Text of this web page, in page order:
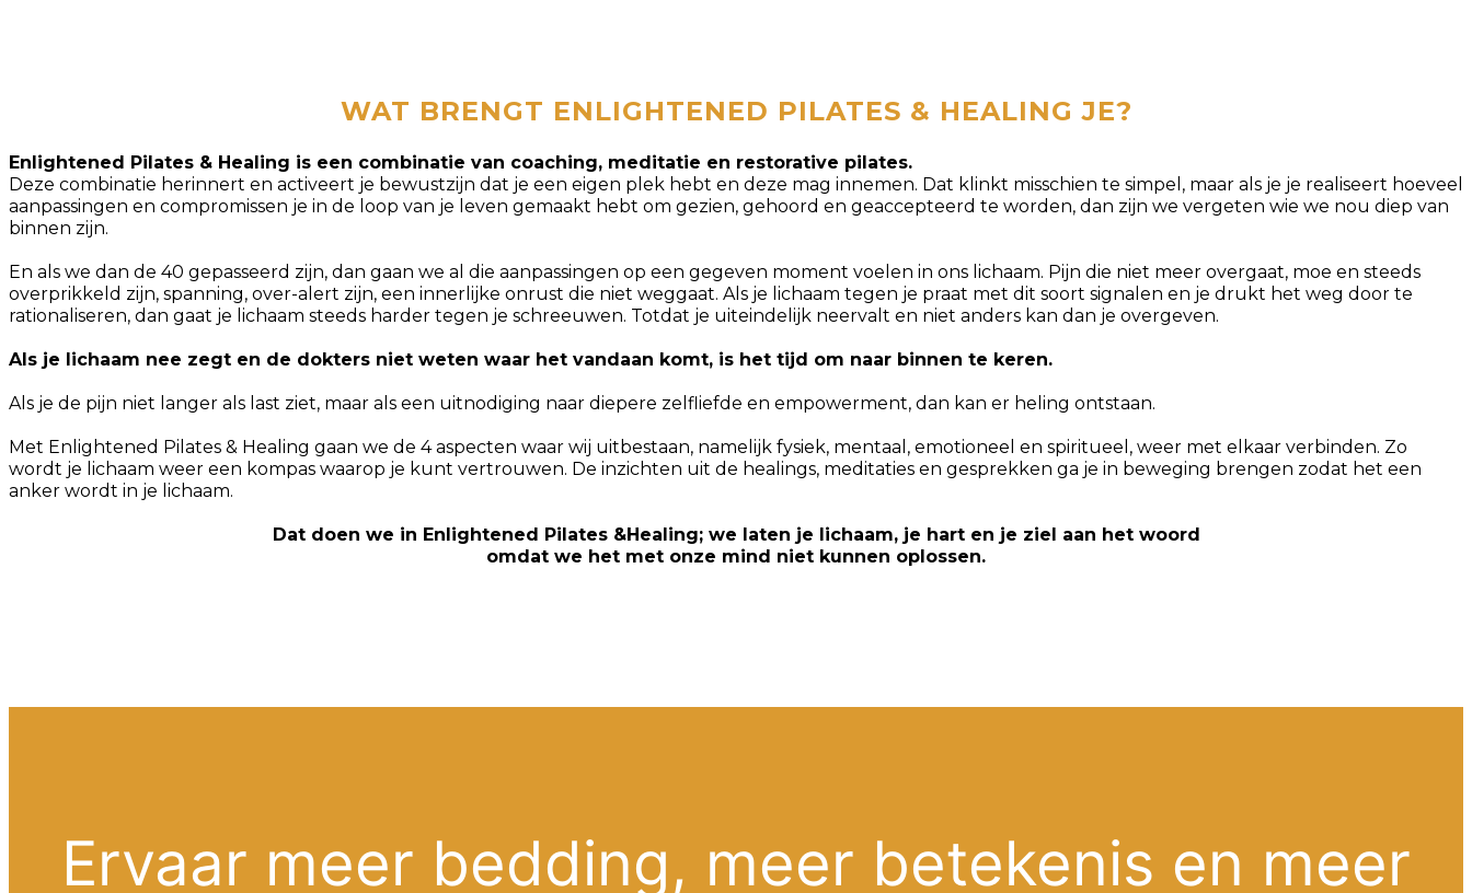
WAT BRENGT ENLIGHTENED PILATES & HEALING JE?
Enlightened Pilates & Healing is een combinatie van coaching, meditatie en restorative pilates.
Deze combinatie herinnert en activeert je bewustzijn dat je een eigen plek hebt en deze mag innemen. Dat klinkt misschien te simpel, maar als je je realiseert hoeveel
aanpassingen en compromissen je in de loop van je leven gemaakt hebt om gezien, gehoord en geaccepteerd te worden, dan zijn we vergeten wie we nou diep van
binnen zijn.
En als we dan de 40 gepasseerd zijn, dan gaan we al die aanpassingen op een gegeven moment voelen in ons lichaam. Pijn die niet meer overgaat, moe en steeds
overprikkeld zijn, spanning, over-alert zijn, een innerlijke onrust die niet weggaat. Als je lichaam tegen je praat met dit soort signalen en je drukt het weg door te
rationaliseren, dan gaat je lichaam steeds harder tegen je schreeuwen. Totdat je uiteindelijk neervalt en niet anders kan dan je overgeven.
Als je lichaam nee zegt en de dokters niet weten waar het vandaan komt, is het tijd om naar binnen te keren.
Als je de pijn niet langer als last ziet, maar als een uitnodiging naar diepere zelfliefde en empowerment, dan kan er heling ontstaan.
Met Enlightened Pilates & Healing gaan we de 4 aspecten waar wij uitbestaan, namelijk fysiek, mentaal, emotioneel en spiritueel, weer met elkaar verbinden. Zo
wordt je lichaam weer een kompas waarop je kunt vertrouwen. De inzichten uit de healings, meditaties en gesprekken ga je in beweging brengen zodat het een
anker wordt in je lichaam.
Dat doen we in Enlightened Pilates &Healing; we laten je lichaam, je hart en je ziel aan het woord
omdat we het met onze mind niet kunnen oplossen.
Ervaar meer bedding, meer betekenis en meer